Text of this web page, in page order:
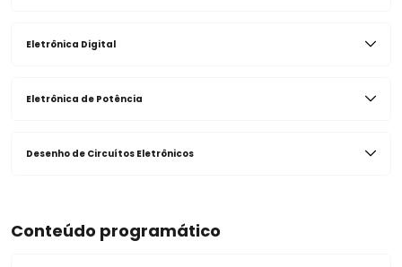
Eletrônica Digital
Eletrônica de Potência
Desenho de Circuítos Eletrônicos
Conteúdo programático